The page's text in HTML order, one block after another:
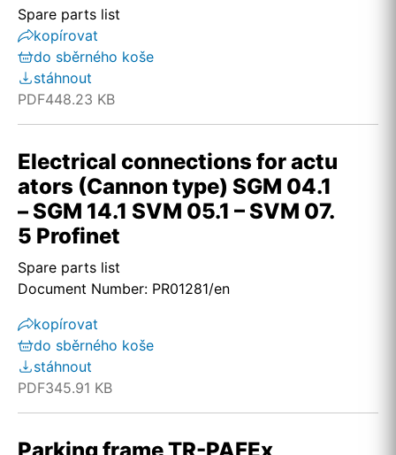
Spare parts list
kopírovat
do sběrného koše
stáhnout
PDF448.23 KB
Electrical connections for actu
ators (Cannon type) SGM 04.1
– SGM 14.1 SVM 05.1 – SVM 07.
5 Profinet
Spare parts list
Document Number: PR01281/en
kopírovat
do sběrného koše
stáhnout
PDF345.91 KB